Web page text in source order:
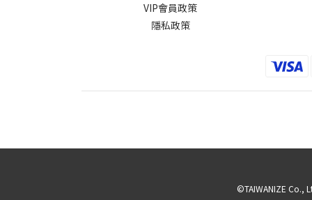
VIP會員政策
隱私政策
©TAIWANIZE Co.,